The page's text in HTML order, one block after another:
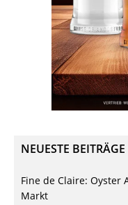
NEUESTE BEITRÄGE
Fine de Claire:
Markt